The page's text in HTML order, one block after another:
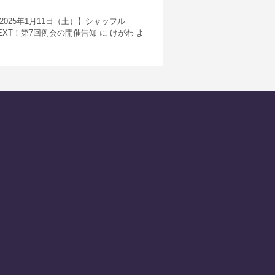
2025年1月11日（土）】シャッフル
！第7回例会の開催告知 に けがわ よ